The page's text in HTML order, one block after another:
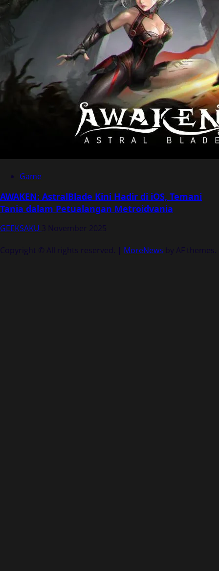
Game
AWAKEN: AstralBlade Kini Hadir di iOS, Temani
Tania dalam Petualangan Metroidvania
GEEKSAKU 3 November 2025
Copyright © All rights reserved. | MoreNews by AF themes.